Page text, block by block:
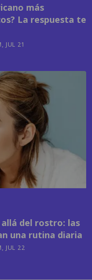
JUL 21
una rutina diaria
JUL 22